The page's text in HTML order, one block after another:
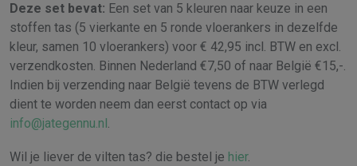
Deze set bevat: Een set van 5 kleuren naar keuze in een
stoffen tas (5 vierkante en 5 ronde vloerankers in dezelfde
kleur, samen 10 vloerankers) voor € 42,95 incl. BTW en excl.
verzendkosten. Binnen Nederland €7,50 of naar België €15,-.
Indien bij verzending naar België tevens de BTW verlegd
dient te worden neem dan eerst contact op via
info@jategennu.nl .
Wil je liever de vilten tas? die bestel je hier.